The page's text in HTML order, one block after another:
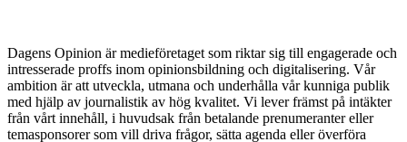
Dagens Opinion är medieföretaget som riktar sig till engagerade och
intresserade proffs inom opinionsbildning och digitalisering. Vår
ambition är att utveckla, utmana och underhålla vår kunniga publik
med hjälp av journalistik av hög kvalitet. Vi lever främst på intäkter
från vårt innehåll, i huvudsak från betalande prenumeranter eller
temasponsorer som vill driva frågor, sätta agenda eller överföra